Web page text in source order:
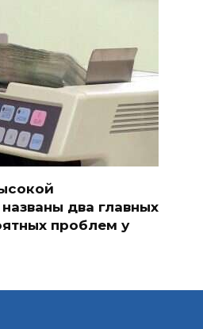
два главных
проблем у